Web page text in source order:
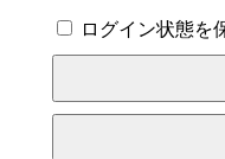
ログイン状態を